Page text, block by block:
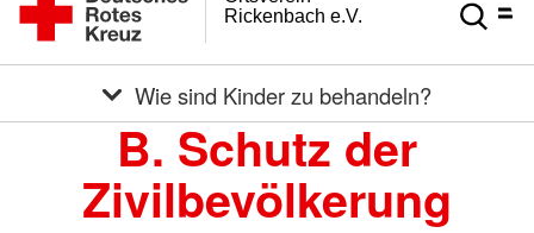
Rickenbach e.V.
Wie sind Kinder zu behandeln?
B. Schutz der
Zivilbevölkerung